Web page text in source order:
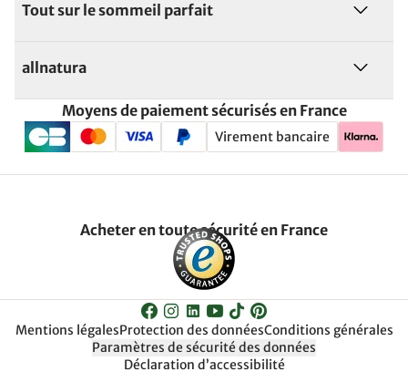
Tout sur le sommeil parfait
allnatura
Moyens de paiement sécurisés en France
Virement bancaire
Acheter en toute sécurité en France
Mentions légalesProtection des donnéesConditions générales
Paramètres de sécurité des données
Déclaration d’accessibilité